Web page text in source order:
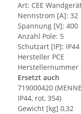
Art: CEE
Nennstrom [A]: 32
Spannung [V]: 400
Anzahl Pole: 5
Schutzart [IP]: IP44
Hersteller PCE
Herstellernummer
Ersetzt auch
719000420
IP44, rot, 354)
Gewicht [kg] 0,32